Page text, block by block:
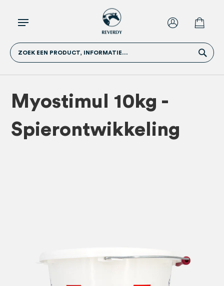
ZOEK EEN PRODUCT, INFORMATIE...
Myostimul 10kg -
Spierontwikkeling